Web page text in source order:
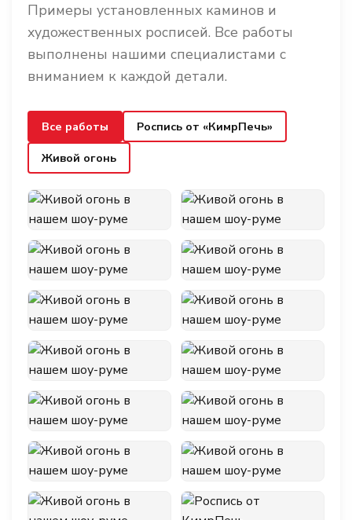
Примеры установленных каминов и
художественных росписей. Все работы
выполнены нашими специалистами с
вниманием к каждой детали.
Все работы
Роспись от «КимрПечь»
Живой огонь